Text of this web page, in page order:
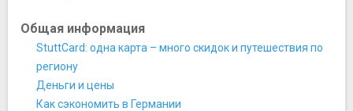
Парки и природные достопримечательности
Ботанический сад с зоопарком Вильгельма
Парк Киллесберг
Парк Розенштайн
Площади, улицы, фонтаны, районы
Общая информация
StuttCard: одна карта – много скидок и путешествия по
региону
Деньги и цены
Как сэкономить в Германии